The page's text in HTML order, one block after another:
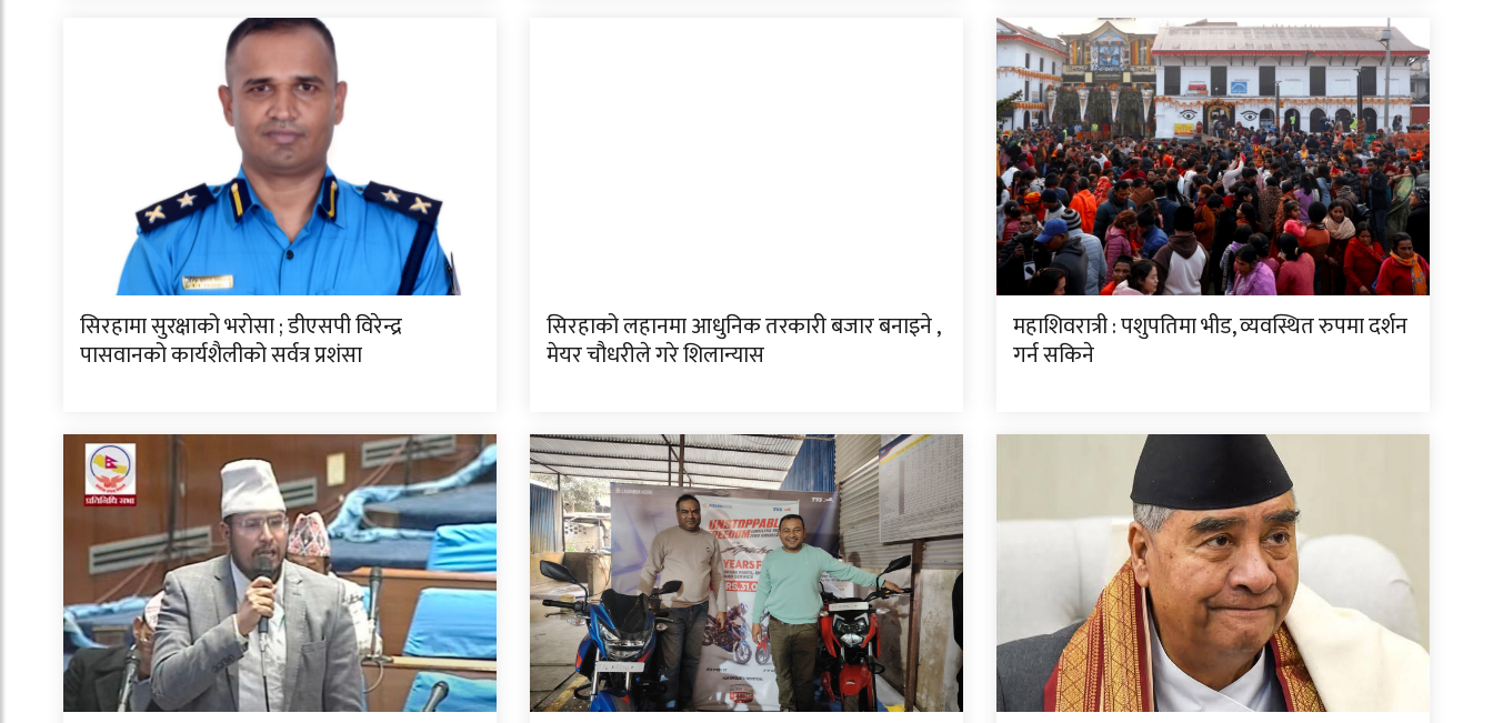
सिरहामा सुरक्षाको भरोसा ; डीएसपी विरेन्द्र
पासवानको कार्यशैलीको सर्वत्र प्रशंसा
सिरहाको लहानमा आधुनिक तरकारी बजार बनाइने ,
मेयर चौधरीले गरे शिलान्यास
महाशिवरात्री : पशुपतिमा भीड, व्यवस्थित रुपमा दर्शन
गर्न सकिने